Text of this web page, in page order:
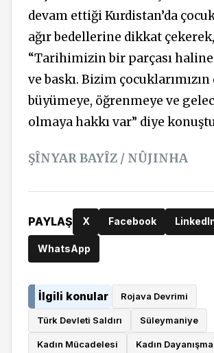
devam ettiği Kurdistan’da
ağır bedellerine dikkat çekerek,
“Tarihimizin bir parçası
ve baskı. Bizim çocuklarımızın
büyümeye, öğrenmeye ve
olmaya hakkı var” diye
ŞÎNYAR BAYÎZ / NÛJINHA
PAYLAŞ X Facebook
WhatsApp
İlgili konular Rojava Devrimi
Türk Devleti Saldırı Süleymaniye
Kadın Mücadelesi Kadın